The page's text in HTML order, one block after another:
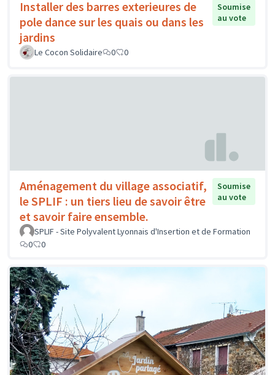
Installer des barres exterieures de
pole dance sur les quais ou dans les
jardins
Soumise
au vote
Le Cocon Solidaire 0 0
Aménagement du village associatif,
le SPLIF : un tiers lieu de savoir être
et savoir faire ensemble.
Soumise
au vote
SPLIF - Site Polyvalent Lyonnais d'Insertion et de Formation
0
0